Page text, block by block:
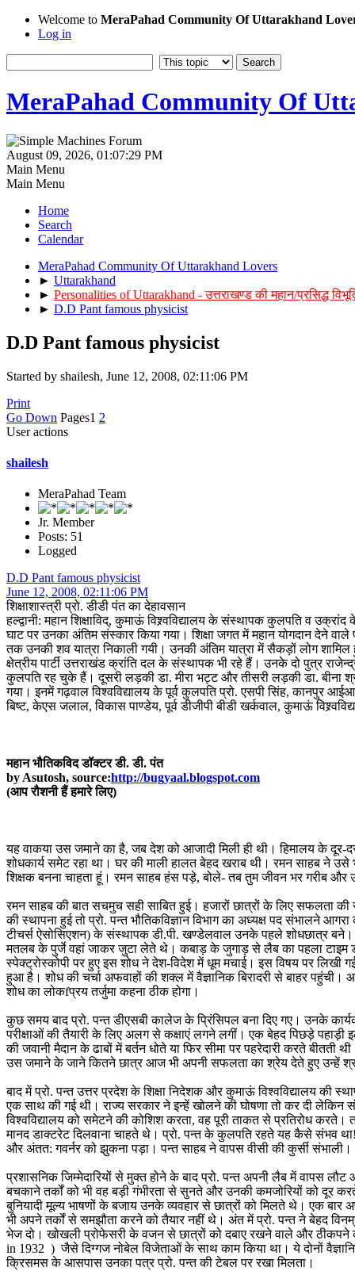
Welcome to MeraPahad Community Of Uttarakhand
Log in
MeraPahad Community Of
August 09, 2026, 01:07:29 PM
Main Menu
Main Menu
Home
Search
Calendar
MeraPahad Community Of Uttarakhand Lovers
► Uttarakhand
► Personalities of Uttarakhand - उत्तराखण्ड की महान/प्रसिद्ध
► D.D Pant famous physicist
D.D Pant famous physicist
Started by shailesh, June 12, 2008, 02:11:06 PM
Print
Go Down Pages1 2
User actions
shailesh
MeraPahad Team
Jr. Member
Posts: 51
Logged
D.D Pant famous physicist
June 12, 2008, 02:11:06 PM
शिक्षाशास्त्री प्रो. डीडी पंत का देहावसान
हल्द्वानी: महान शिक्षाविद्, कुमाऊं विश्र्वविद्यालय के संस्थापक कुलपति व
घाट पर उनका अंतिम संस्कार किया गया। शिक्षा जगत में महान योगदान देने
तक उनकी शव यात्रा निकाली गयी। उनकी अंतिम यात्रा में सैकड़ों लोग
क्षेत्रीय पार्टी उत्तराखंड क्रांति दल के संस्थापक भी रहे हैं। उनके दो पुत्र
कुलपति रह चुके हैं। दूसरी लड़की डा. मीरा भट्ट और तीसरी लड़की डा. बीना
गया। इनमें गढ़वाल विश्वविद्यालय के पूर्व कुलपति प्रो. एसपी सिंह, कानपुर
बिष्ट, केएस जलाल, विकास पाण्डेय, पूर्व डीजीपी बीडी खर्कवाल, कुमाऊं
महान भौतिकविद डॉक्टर डी. डी. पंत
by Asutosh, source:http://bugyaal.blogspot.com
(आप रौशनी हैं हमारे लिए)
यह वाकया उस जमाने का है, जब देश को आजादी मिली ही थी। हिमालय के दूर-
शोधकार्य समेट रहा था। घर की माली हालत बेहद खराब थी। रमन साहब ने
शिक्षक बनना चाहता हूं। रमन साहब हंस पड़े, बोले- तब तुम जीवन भर गरीब और
रमन साहब की बात सचमुच सही साबित हुई। हजारों छात्रों के लिए सफलता
की स्थापना हुई तो प्रो. पन्त भौतिकविज्ञान विभाग का अध्यक्ष पद संभालने
टीचर्स ऐसोसिएशन) के संस्थापक डी.पी. खण्डेलवाल उनके पहले शोधछात्र
मतलब के पुर्जे वहां जाकर जुटा लेते थे। कबाड़ के जुगाड़ से लैब का पहला टाइम
स्पेक्ट्रोस्कोपी पर हुए इस शोध ने देश-विदेश में धूम मचाई। इस विषय पर
हुआ है। शोध की चर्चा अफवाहों की शक्ल में वैज्ञानिक बिरादरी से बाहर
शोध का लोकfप्रय तर्जुमा कहना ठीक होगा।
कुछ समय बाद प्रो. पन्त डीएसबी कालेज के प्रिंसिपल बना दिए गए। उनके
परीक्षाओं की तैयारी के लिए अलग से कक्षाएं लगने लगीं। एक बेहद पिछड़े
की जवानी मैदान के ढाबों में बर्तन धोते या फिर सीमा पर पहरेदारी करते
उस जमाने के जाने कितने छात्र आज भी अपनी सफलता का श्रेय देते हुए उन्हें
बाद में प्रो. पन्त उत्तर प्रदेश के शिक्षा निदेशक और कुमाऊं विश्वविद्यालय की
एक साथ की गई थी। राज्य सरकार ने इन्हें खोलने की घोषणा तो कर दी लेकिन
विश्वविद्यालय को समेटने की कोशिश करता, वह पूरी ताकत से प्रतिरोध
मानद डाक्टरेट दिलवाना चाहते थे। प्रो. पन्त के कुलपति रहते यह कैसे संभव
और अंतत: गवर्नर को झुकना पड़ा। पन्त साहब ने वापस वीसी की कुर्सी संभाली।
प्रशासनिक जिम्मेदारियों से मुक्त होने के बाद प्रो. पन्त अपनी लैब में वापस
बचकाने तर्कों को भी वह बड़ी गंभीरता से सुनते और उनकी कमजोरियों को दूर
बुनियादी मूल्य भाषणों के बजाय उनके व्यवहार से छात्रों को मिलते थे। एक
भी अपने तर्कों से समझौता करने को तैयार नहीं थे। अंत में प्रो. पन्त ने बेहद
भेज दो। खोखली प्रोफेसरी के वजन से छात्रों को दबाए रखने वाले और ठीकपने
in 1932 ) जैसे दिग्गज नोबेल विजेताओं के साथ काम किया था। ये दोनों
क्रिसमस के आसपास उनका पत्र प्रो. पन्त की टेबल पर रखा मिलता।